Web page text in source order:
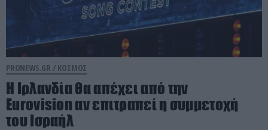
PRONEWS.GR / ΚΟΣΜΟΣ
Η Ιρλανδία θα απέχει από την
Eurovision αν επιτραπεί η συμμετοχή
του Ισραήλ